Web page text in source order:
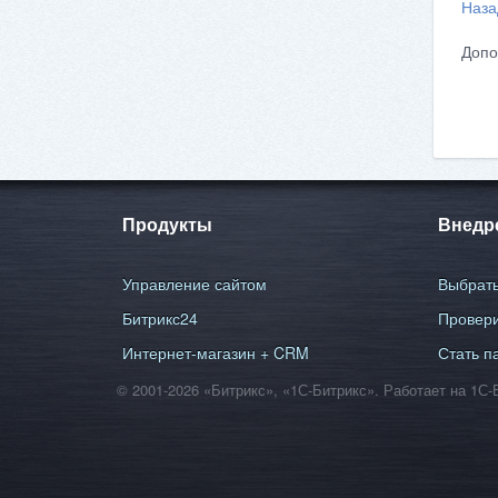
Продукты
Управление сайтом
Битрикс24
Интернет-магазин + CRM
Стать
© 2001-2026 «Битрикс», «1С-Битрикс». Работает на